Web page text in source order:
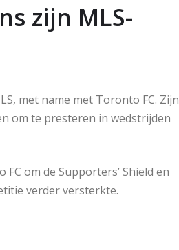
zijn MLS-
met name met Toronto FC. Zijn
om te presteren in wedstrijden
om de Supporters’ Shield en
verder versterkte.